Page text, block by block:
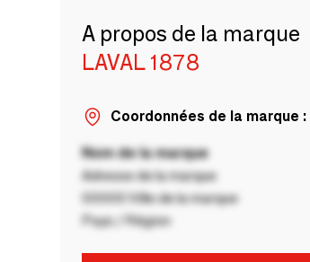
A propos de la marque
LAVAL 1878
Coordonnées de la marque :
Nom de la marque
Adresse de la marque
00000 Ville de la marque
Pays / Région